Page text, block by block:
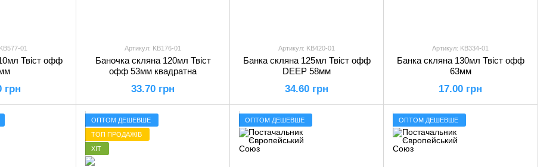
01
Твіст офф
грн
Артикул: KB176-01
Баночка скляна 120мл Твіст
офф 53мм квадратна
33.70 грн
Артикул: KB420-01
Банка скляна 125мл Твіст офф
DEEP 58мм
34.60 грн
Артикул: KB334-01
Банка скляна 130мл Твіст офф
63мм
17.00 грн
ОПТОМ ДЕШЕВШЕ
ТОП ПРОДАЖІВ
ХІТ
ОПТОМ ДЕШЕВШЕ ОПТОМ ДЕШЕВШЕ